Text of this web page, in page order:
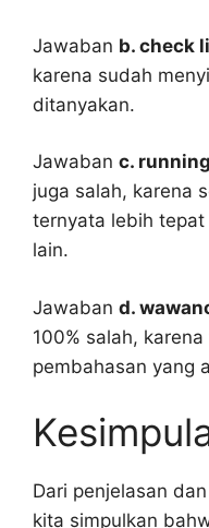
Jawaban b. check
karena sudah
ditanyakan.
Jawaban c.
juga salah, karena
ternyata lebih
lain.
Jawaban d.
100% salah,
pembahasan yang
Dari penjelasan
kita simpulkan